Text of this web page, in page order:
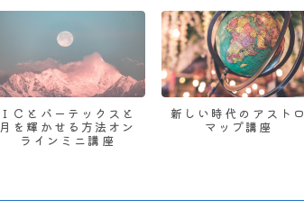
ＩＣとバーテックスと
月を輝かせる方法オン
ラインミニ講座
新しい時代のアストロ
マップ講座